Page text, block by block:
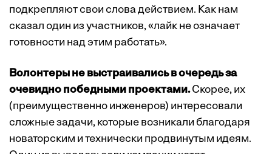
подкрепляют свои слова действием. Как нам
сказал один из участников, «лайк не означает
готовности над этим работать».
Волонтеры не выстраивались в очередь за
очевидно победными проектами.Скорее, их
(преимущественно инженеров) интересовали
сложные задачи, которые возникали благодаря
новаторским и технически продвинутым идеям.